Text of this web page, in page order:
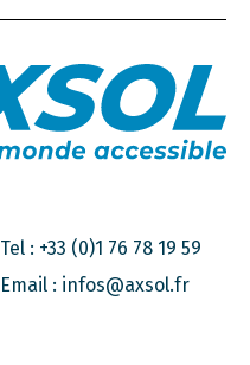
Tel : +33 (0)1 76 78 19 59
Email : infos@axsol.fr